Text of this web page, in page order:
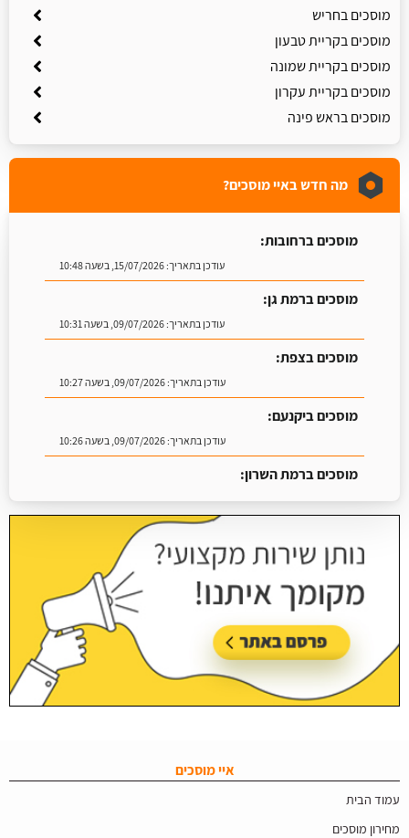
מוסכים בחריש
מוסכים בקריית טבעון
מוסכים בקריית שמונה
מוסכים בקריית עקרון
מוסכים בראש פינה
מה חדש באיי מוסכים?
מוסכים ברחובות:
עודכן בתאריך:15/07/2026, בשעה 10:48
מוסכים ברמת גן:
עודכן בתאריך:09/07/2026, בשעה 10:31
מוסכים בצפת:
עודכן בתאריך:09/07/2026, בשעה 10:27
מוסכים ביקנעם:
עודכן בתאריך:09/07/2026, בשעה 10:26
מוסכים ברמת השרון:
עודכן בתאריך:16/07/2026, בשעה 09:07
איי מוסכים
עמוד הבית
מחירון מוסכים